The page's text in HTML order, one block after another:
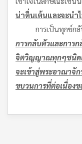
น่าตื่นเต้นและจะนำ
การเป็นทุกข์กลับใ
การกลับตัวและการก
จิตวิญญาณทุกๆชนิด
จะเข้าสู่พระอาณาจั
ขบวนการที่ต่อเนื่อง